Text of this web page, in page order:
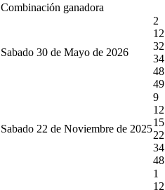
Combinación ganadora
Sabado 30 de Mayo de 2026
2
12
32
34
48
49
Sabado 22 de Noviembre de 2025
9
12
15
22
34
48
1
12